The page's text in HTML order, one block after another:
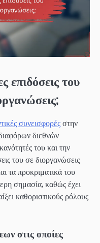
επιδόσεις του
συνεισφορέςστην
διεθνών
του και την
του σε διοργανώσεις
τα προκριματικά του
σημασία, καθώς έχει
καθοριστικούς ρόλους
στις οποίες